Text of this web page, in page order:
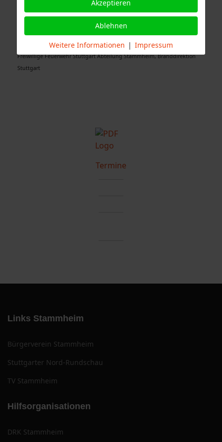
Quelle Fotos:
Freiwillige Feuerwehr Stuttgart Abteilung Stammheim, Branddirektion
Stuttgart
Termine
Links Stammheim
Bürgerverein Stammheim
Stuttgarter Nord-Rundschau
TV Stammheim
Hilfsorganisationen
DRK Stammheim
Akzeptieren
Ablehnen
Weitere Informationen | Impressum